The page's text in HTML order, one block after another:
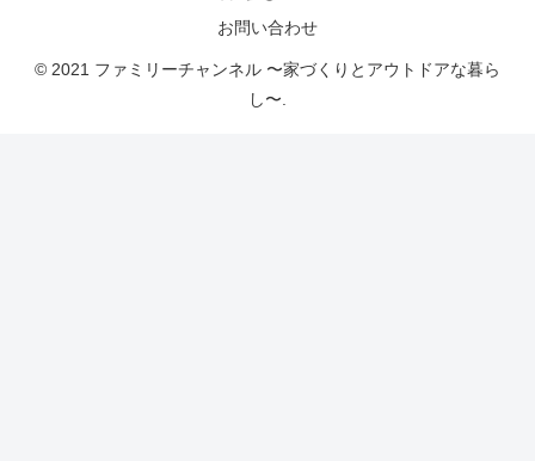
お問い合わせ
© 2021 ファミリーチャンネル 〜家づくりとアウトドアな暮ら
し〜.